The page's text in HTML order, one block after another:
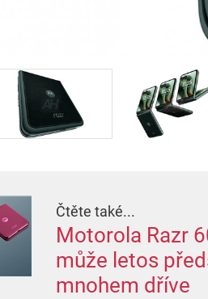
Čtěte také...
Motorola Razr
může letos
mnohem dříve